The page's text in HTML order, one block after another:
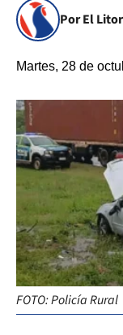
Por El
Martes, 28 de
FOTO: Policía Rural